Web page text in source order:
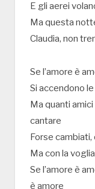
E gli aerei
Ma questa
Claudia, non
Se l’amore è
Si accendono
Ma quanti
cantare
Forse cambiati,
Ma con la
Se l’amore è
è amore